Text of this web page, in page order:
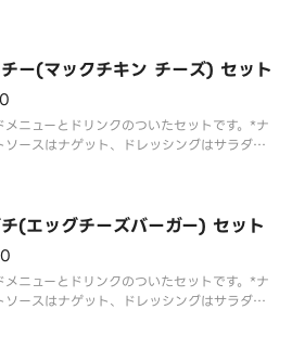
ー(マックチキン チーズ) セット
メニューとドリンクのついたセットです。*ナ
ソースはナゲット、ドレッシングはサラダを
(エッグチーズバーガー) セット
メニューとドリンクのついたセットです。*ナ
ソースはナゲット、ドレッシングはサラダを